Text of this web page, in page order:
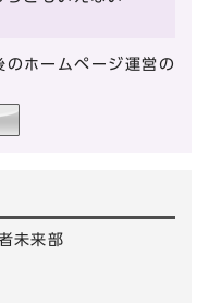
ホームページ運営の
未来部